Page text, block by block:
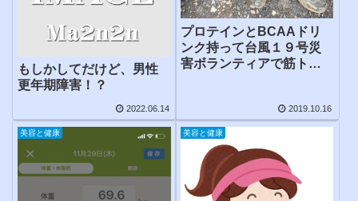
もしかしてだけど、男性
更年期障害！？
2022.06.14
プロテインとBCAAドリ
ンク持って台風１９号災
害ボランティアで筋トレ
2019.10.16
美容と健康 美容と健康